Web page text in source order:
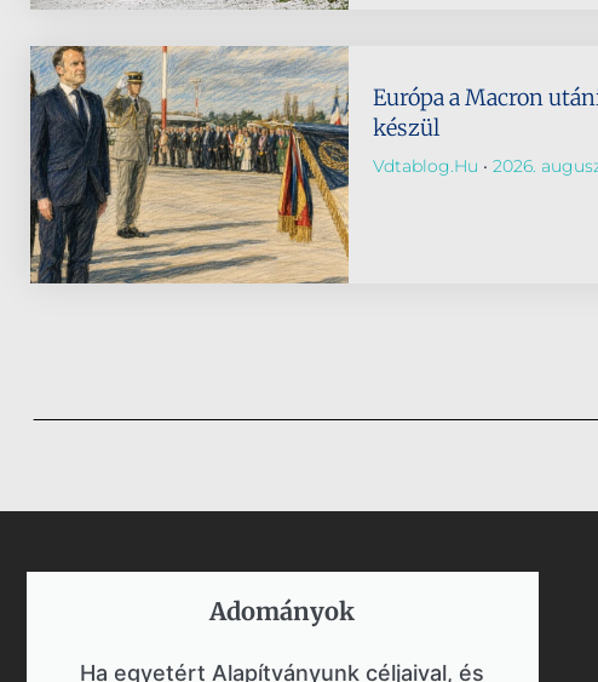
Európa a Macron
készül
Vdtablog.hu 2026.
Adományok​
Ha egyetért Alapítványunk céljaival, és